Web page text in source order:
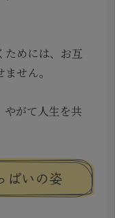
ためには、お互
せん。
やがて人生を共
ぱいの姿